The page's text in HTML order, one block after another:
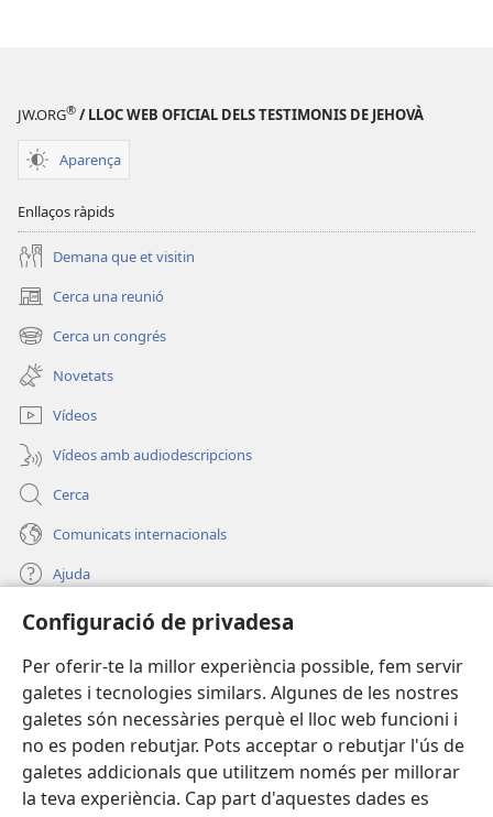
Configuració de privadesa
Per oferir-te la millor experiència possible, fem servir
galetes i tecnologies similars. Algunes de les nostres
galetes són necessàries perquè el lloc web funcioni i
no es poden rebutjar. Pots acceptar o rebutjar l'ús de
galetes addicionals que utilitzem només per millorar
la teva experiència. Cap part d'aquestes dades es
JW.ORG® / LLOC WEB OFICIAL DELS TESTIMONIS DE JEHOVÀ
Aparença
Enllaços ràpids
Demana que et visitin
Cerca una reunió
(obre
una
finestra
nova)
Cerca un congrés
(obre
una
finestra
nova)
Novetats
Vídeos
Vídeos amb audiodescripcions
Cerca
Comunicats internacionals
Ajuda
Donacions
una
nova)
BIBLIOTECA EN LÍNIA Watchtower™
(obre
una
finestra
nova)
JW Hub
(obre
una
finestra
®